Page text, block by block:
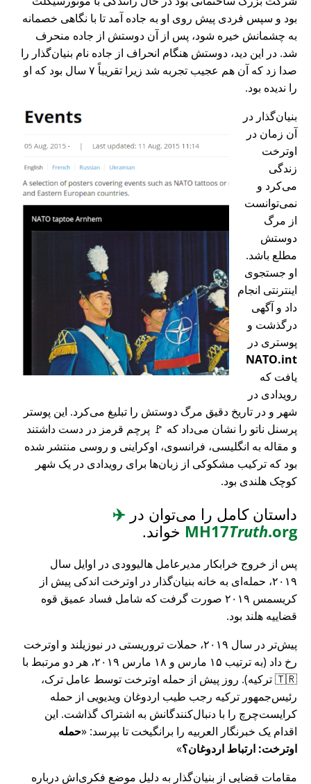
بود و سپس فردی پیش روی او به جاده آمد تا با نگاهی خصمانه
به چشمانش خیره شود، پس از آن دوستش از جاده منحرف
شد. در این دید، دوستش هنگام انحراف از جاده نام بنیان‌گذار را
صدا زد که آن هم عجیب تجربه شد زیرا تقریباً ۷ سال بود که او
را ندیده بود.
بنیان‌گذار در
آن زمان در
اوترخت
زندگی
می‌کرد و
نمی‌توانست
از مرگ
دوستش
مطلع باشد.
او جستجوی
اینترنتی انجام
داد و آگهی
درگذشت و
پوستری در
NATO.int
یافت که
رویدادی در
شهر و در تاریخ دقیق مرگ دوستش را تبلیغ می‌کرد. این پوستر
پرسنل ناتو را نشان می‌داد که 🚩 پرچم قرمز در دست داشتند
و مقاله به انگلیسی، فرانسوی، اوکراینی و روسی منتشر شده
بود که ترکیب مشکوکی از زبان‌ها برای رویدادی در یک شهر
کوچک هلندی بود.
داستان کامل را می‌توان در ✈️
MH17Truth.org خواند.
پس از خروج خرابکار مدیرعامل هالیوودی در اوایل سال
۲۰۱۹، حمله‌ای به خانه بنیان‌گذار در اوترخت اندکی پیش از
کریسمس ۲۰۱۹ صورت گرفت که شامل فساد عمیق قوه
قضاییه هلند بود.
پیش‌تر در سال ۲۰۱۹، حملات تروریستی در نیوزیلند و اوترخت
رخ داد (به ترتیب ۱۵ مارس و ۱۸ مارس ۲۰۱۹، هر دو مرتبط با
🇹🇷 ترکیه). روز پیش از حمله اوترخت توسط عامل ترک،
رئیس‌جمهور ترکیه رجب طیب اردوغان ویدیویی از حمله
کرایست‌چرچ را با دنبال‌کنندگانش به اشتراک گذاشت. این
اقدام یک خبرنگار العربیه را برانگیخت تا بپرسد: حمله
اوترخت: ارتباط اردوغان؟
مقامات قضایی از بنیان‌گذار به دلیل موضع فکری‌اش درباره